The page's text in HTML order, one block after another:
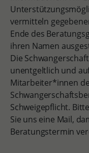
vermitteln
Ende des
ihren Namen
Die
unentgeltlich und
Mitarbeiter*innen
Schweigepflicht.
Sie uns eine Mail,
Beratungstermin